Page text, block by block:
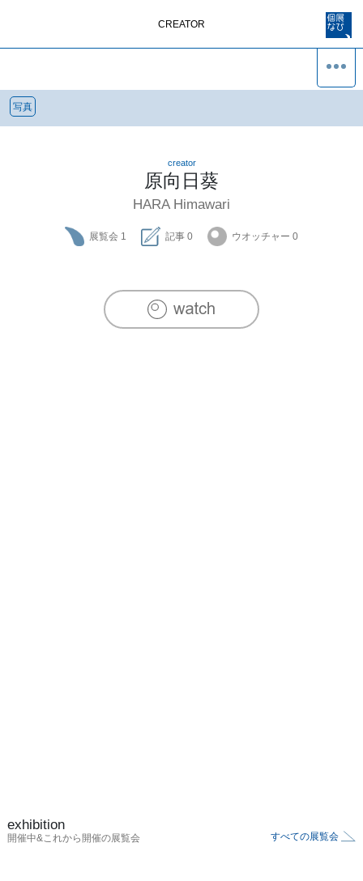
CREATOR
写真
creator
原向日葵
HARA Himawari
展覧会 1 記事 0 ウオッチャー 0
exhibition
開催中&これから開催の展覧会 すべての展覧会